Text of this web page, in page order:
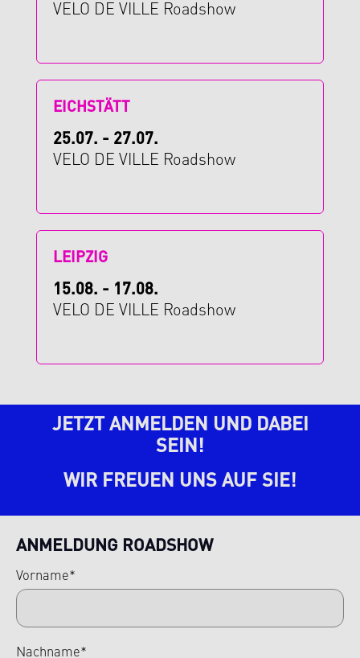
VELO DE VILLE Roadshow
EICHSTÄTT
25.07. - 27.07.
VELO DE VILLE Roadshow
LEIPZIG
15.08. - 17.08.
VELO DE VILLE Roadshow
JETZT ANMELDEN UND DABEI
SEIN!
WIR FREUEN UNS AUF SIE!
ANMELDUNG ROADSHOW
Vorname*
Nachname*